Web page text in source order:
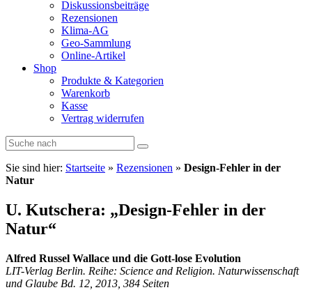
Diskussionsbeiträge
Rezensionen
Klima-AG
Geo-Sammlung
Online-Artikel
Shop
Produkte & Kategorien
Warenkorb
Kasse
Vertrag widerrufen
Sie sind hier: Startseite » Rezensionen » Design-Fehler in der
Natur
U. Kutschera: „Design-Fehler in der
Natur“
Alfred Russel Wallace und die Gott-lose Evolution
LIT-Verlag Berlin. Reihe: Science and Religion. Naturwissenschaft
und Glaube Bd. 12, 2013, 384 Seiten